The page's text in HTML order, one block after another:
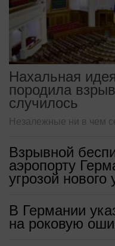
Нахальная
породила
случилось
Незалежные ни в чем
Взрывной
аэропорту
угрозой нового
В Германии
на роковую